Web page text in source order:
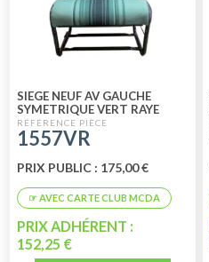
SIEGE NEUF AV GAUCHE
SYMETRIQUE VERT RAYE
1557VR
PRIX PUBLIC : 175,00 €
PRIX ADHÉRENT :
152,25 €